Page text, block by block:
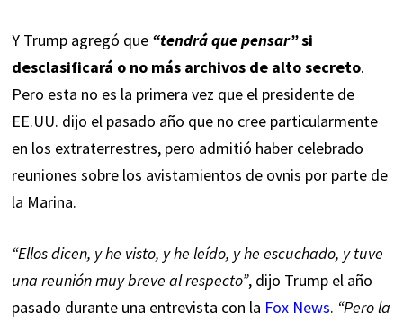
Y Trump agregó que “tendrá que pensar”si
desclasificará o no más archivos de alto secreto.
Pero esta no es la primera vez que el presidente de
EE.UU. dijo el pasado año que no cree particularmente
en los extraterrestres, pero admitió haber celebrado
reuniones sobre los avistamientos de ovnis por parte de
la Marina.
“Ellos dicen, y he visto, y he leído, y he escuchado, y tuve
una reunión muy breve al respecto”, dijo Trump el año
pasado durante una entrevista con la Fox News. “Pero la